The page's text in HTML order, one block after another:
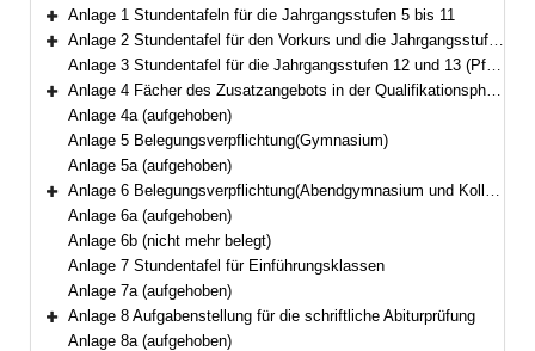
Bereich erweitern
Anlage 1 Stundentafeln für die Jahrgangsstufen 5 bis 11
Bereich erweitern
Anlage 2 Stundentafel für den Vorkurs und die Jahrgangsstufe I
Anlage 3 Stundentafel für die Jahrgangsstufen 12 und 13 (Pflicht- und Wahlpflichtbereich)
Bereich erweitern
Anlage 4 Fächer des Zusatzangebots in der Qualifikationsphase
Anlage 4a (aufgehoben)
Anlage 5 Belegungsverpflichtung(Gymnasium)
Anlage 5a (aufgehoben)
Bereich erweitern
Anlage 6 Belegungsverpflichtung(Abendgymnasium und Kolleg)
Anlage 6a (aufgehoben)
Anlage 6b (nicht mehr belegt)
Anlage 7 Stundentafel für Einführungsklassen
Anlage 7a (aufgehoben)
Bereich erweitern
Anlage 8 Aufgabenstellung für die schriftliche Abiturprüfung
Anlage 8a (aufgehoben)